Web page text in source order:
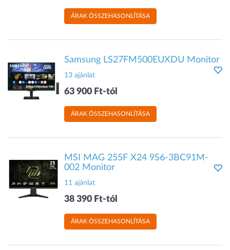
ÁRAK ÖSSZEHASONLÍTÁSA
Samsung LS27FM500EUXDU Monitor
13 ajánlat
63 900 Ft-tól
ÁRAK ÖSSZEHASONLÍTÁSA
MSI MAG 255F X24 9S6-3BC91M-
002 Monitor
11 ajánlat
38 390 Ft-tól
ÁRAK ÖSSZEHASONLÍTÁSA